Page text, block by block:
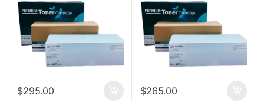
$295.00 $265.00